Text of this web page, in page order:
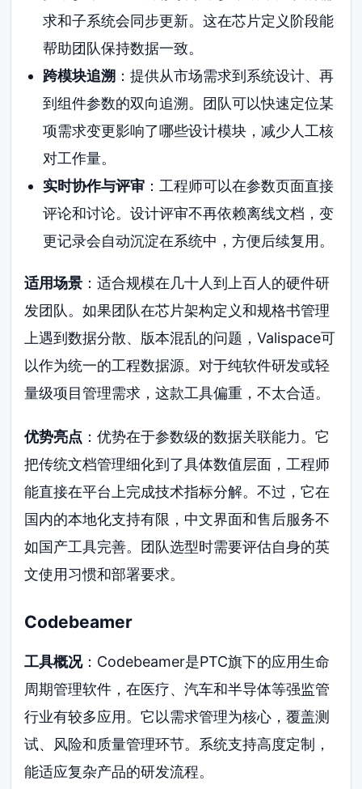
求和子系统会同步更新。这在芯片定义阶段能
帮助团队保持数据一致。
跨模块追溯 ：提供从市场需求到系统设计、再
到组件参数的双向追溯。团队可以快速定位某
项需求变更影响了哪些设计模块，减少人工核
对工作量。
实时协作与评审：工程师可以在参数页面直接
评论和讨论。设计评审不再依赖离线文档，变
更记录会自动沉淀在系统中，方便后续复用。
适用场景 ：适合规模在几十人到上百人的硬件研
发团队。如果团队在芯片架构定义和规格书管理
上遇到数据分散、版本混乱的问题，Valispace可
以作为统一的工程数据源。对于纯软件研发或轻
量级项目管理需求，这款工具偏重，不太合适。
优势亮点 ：优势在于参数级的数据关联能力。它
把传统文档管理细化到了具体数值层面，工程师
能直接在平台上完成技术指标分解。不过，它在
国内的本地化支持有限，中文界面和售后服务不
如国产工具完善。团队选型时需要评估自身的英
文使用习惯和部署要求。
Codebeamer
工具概况：Codebeamer是PTC旗下的应用生命
周期管理软件，在医疗、汽车和半导体等强监管
行业有较多应用。它以需求管理为核心，覆盖测
试、风险和质量管理环节。系统支持高度定制，
能适应复杂产品的研发流程。